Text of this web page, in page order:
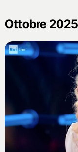
Ottobre 2025